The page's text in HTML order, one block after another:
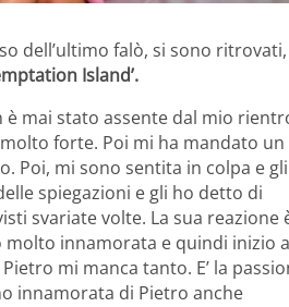
dell’ultimo falò, si sono ritrovati,
Island’.
mai stato assente dal mio
forte. Poi mi ha mandato un
Poi, mi sono sentita in colpa e gli
spiegazioni e gli ho detto di
svariate volte. La sua reazione
molto innamorata e quindi inizio a
mi manca tanto. E’ la
innamorata di Pietro anche